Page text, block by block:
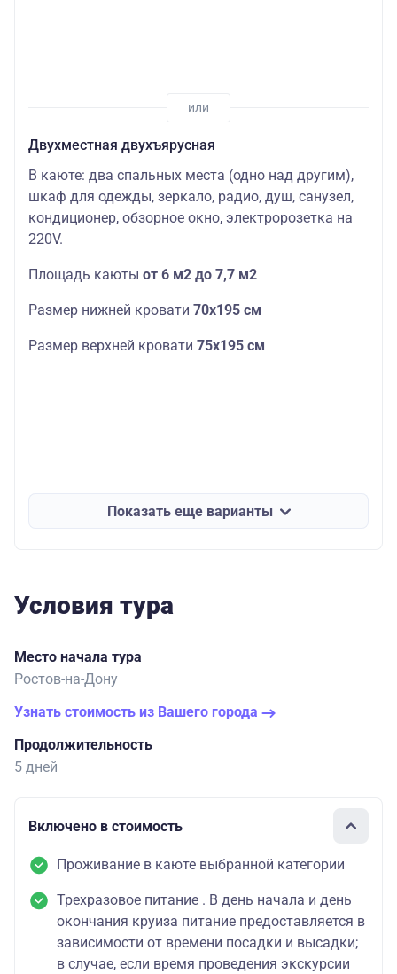
Двухместная двухъярусная
В каюте: два спальных места (одно над другим),
шкаф для одежды, зеркало, радио, душ, санузел,
кондиционер, обзорное окно, электророзетка на
220V.
Площадь каюты от 6 м2 до 7,7 м2
Размер нижней кровати 70х195 см
Размер верхней кровати 75х195 см
Показать еще варианты
Условия тура
Место начала тура
Ростов-на-Дону
Узнать стоимость из Вашего города
Продолжительность
5 дней
Включено в стоимость
Проживание в каюте выбранной категории
Трехразовое питание . В день начала и день
окончания круиза питание предоставляется в
зависимости от времени посадки и высадки;
в случае, если время проведения экскурсии